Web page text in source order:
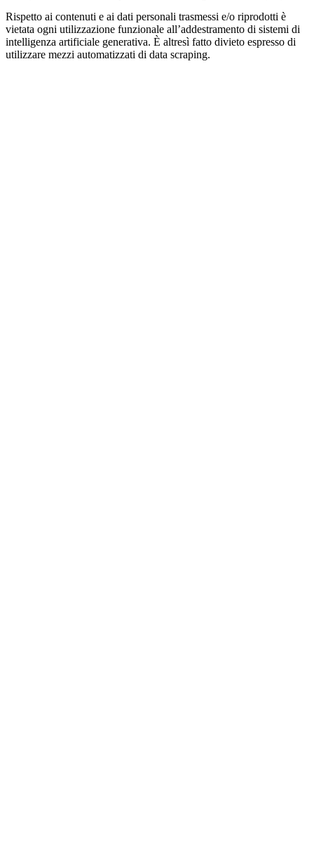
Rispetto ai contenuti e ai dati personali trasmessi e/o riprodotti è
vietata ogni utilizzazione funzionale all’addestramento di sistemi di
intelligenza artificiale generativa. È altresì fatto divieto espresso di
utilizzare mezzi automatizzati di data scraping.